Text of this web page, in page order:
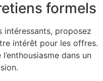
formels
intéressants, proposez
intérêt pour les offres.
dans un